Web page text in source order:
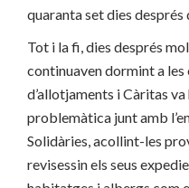
quaranta set dies després
Tot i la fi, dies després
continuaven dormint a les
d’allotjaments i Càritas va
problemàtica junt amb
Solidàries, acollint-les
revisessin els seus